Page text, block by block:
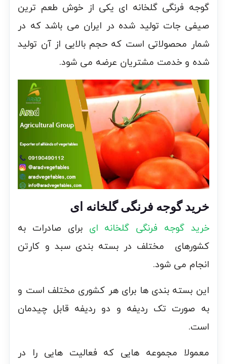
گوجه فرنگی گلخانه ای یکی از خوش طعم ترین
صیفی جات تولید شده در ایران می باشد که در
شمار محصولاتی است که حجم بالایی از آن تولید
شده و خدمت مشتریان عرضه می شود.
خرید گوجه فرنگی گلخانه ای
خرید گوجه فرنگی گلخانه ای برای صادرات به
کشورهای مختلف در بسته بندی سبد و کارتن
انجام می شود.
این بسته بندی ها برای هر کشوری مختلف است و
به صورت تک ردیفه و دو ردیفه قابل چیدمان
است.
معمولا مجموعه هایی که فعالیت هایی را در